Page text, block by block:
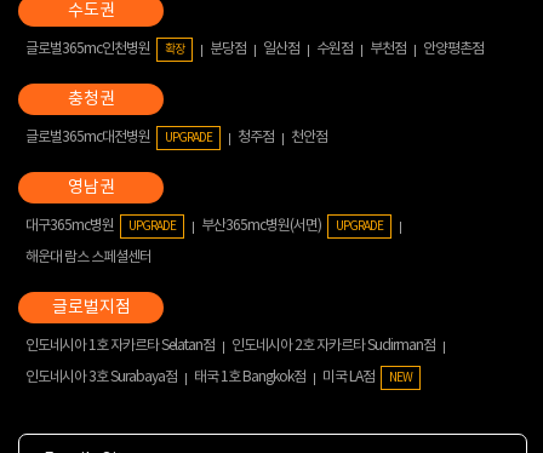
글로벌365mc인천병원 확장 분당점 일산점 수원점 부천점 안양평촌점
글로벌365mc대전병원 UPGRADE 청주점 천안점
대구365mc병원 UPGRADE 부산365mc병원(서면) UPGRADE
해운대 람스 스페셜센터
인도네시아 1호 자카르타 Selatan점
인도네시아 2호 자카르타 Sudirman점
인도네시아 3호 Surabaya점
태국 1호 Bangkok점 미국 LA점 NEW